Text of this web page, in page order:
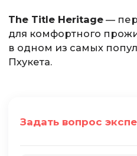
The Title Heritage—
для комфортного
в одном из самых
Пхукета.
Задать вопрос